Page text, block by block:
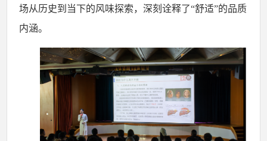
场从历史到当下的风味探索，深刻诠释了“舒适”的品质
内涵。